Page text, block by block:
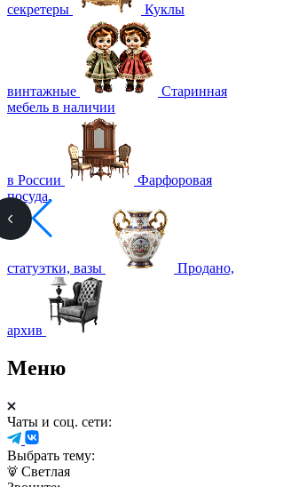
секретеры Куклы
винтажные
Старинная
мебель в наличии
в России
Фарфоровая
посуда,
статуэтки, вазы Продано,
архив
Меню
Чаты и соц. сети:
Выбрать тему:
Светлая